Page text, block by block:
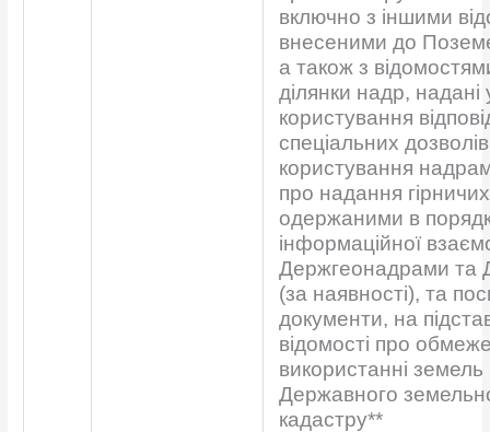
включно з іншими
внесеними до
а також з
ділянки надр, надані
користування
спеціальних
користування
про надання гірничих
одержаними в
інформаційної
Держгеонадрами та
(за наявності), та
документи, на
відомості про
використанні земель
Державного
кадастру**